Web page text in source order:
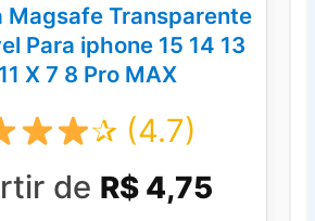
Magsafe Transparente
Para iphone 15 14 13
X 7 8 Pro MAX
✰ (4.7)
de R$ 4,75